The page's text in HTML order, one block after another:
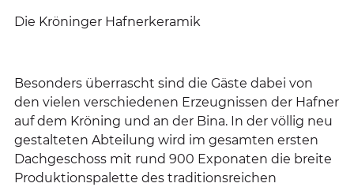
Die Kröninger Hafnerkeramik
Besonders überrascht sind die Gäste dabei von
den vielen verschiedenen Erzeugnissen der Hafner
auf dem Kröning und an der Bina. In der völlig neu
gestalteten Abteilung wird im gesamten ersten
Dachgeschoss mit rund 900 Exponaten die breite
Produktionspalette des traditionsreichen